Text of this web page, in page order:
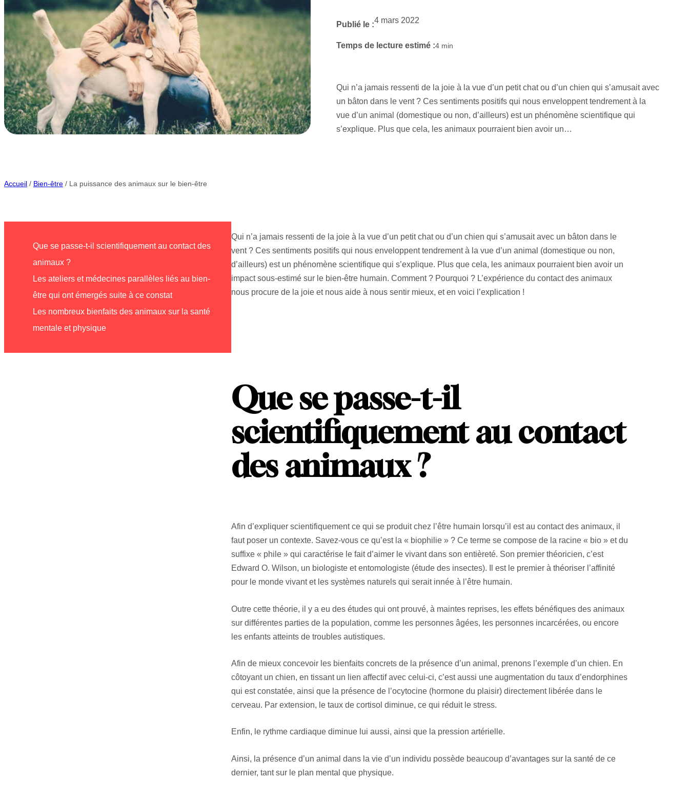
Publié le :4 mars 2022
Temps de lecture estimé :4 min
Qui n’a jamais ressenti de la joie à la vue d’un petit chat ou d’un chien qui s’amusait avec
un bâton dans le vent ? Ces sentiments positifs qui nous enveloppent tendrement à la
vue d’un animal (domestique ou non, d’ailleurs) est un phénomène scientifique qui
s’explique. Plus que cela, les animaux pourraient bien avoir un…
Accueil / Bien-être / La puissance des animaux sur le bien-être
Que se passe-t-il scientifiquement au contact des
animaux ?
Les ateliers et médecines parallèles liés au bien-
être qui ont émergés suite à ce constat
Les nombreux bienfaits des animaux sur la santé
mentale et physique
Qui n’a jamais ressenti de la joie à la vue d’un petit chat ou d’un chien qui s’amusait avec un bâton dans le
vent ? Ces sentiments positifs qui nous enveloppent tendrement à la vue d’un animal (domestique ou non,
d’ailleurs) est un phénomène scientifique qui s’explique. Plus que cela, les animaux pourraient bien avoir un
impact sous-estimé sur le bien-être humain. Comment ? Pourquoi ? L’expérience du contact des animaux
nous procure de la joie et nous aide à nous sentir mieux, et en voici l’explication !
Que se passe-t-il
scientifiquement au contact
des animaux ?
Afin d’expliquer scientifiquement ce qui se produit chez l’être humain lorsqu’il est au contact des animaux, il
faut poser un contexte. Savez-vous ce qu’est la « biophilie » ? Ce terme se compose de la racine « bio » et du
suffixe « phile » qui caractérise le fait d’aimer le vivant dans son entièreté. Son premier théoricien, c’est
Edward O. Wilson, un biologiste et entomologiste (étude des insectes). Il est le premier à théoriser l’affinité
pour le monde vivant et les systèmes naturels qui serait innée à l’être humain.
Outre cette théorie, il y a eu des études qui ont prouvé, à maintes reprises, les effets bénéfiques des animaux
sur différentes parties de la population, comme les personnes âgées, les personnes incarcérées, ou encore
les enfants atteints de troubles autistiques.
Afin de mieux concevoir les bienfaits concrets de la présence d’un animal, prenons l’exemple d’un chien. En
côtoyant un chien, en tissant un lien affectif avec celui-ci, c’est aussi une augmentation du taux d’endorphines
qui est constatée, ainsi que la présence de l’ocytocine (hormone du plaisir) directement libérée dans le
cerveau. Par extension, le taux de cortisol diminue, ce qui réduit le stress.
Enfin, le rythme cardiaque diminue lui aussi, ainsi que la pression artérielle.
Ainsi, la présence d’un animal dans la vie d’un individu possède beaucoup d’avantages sur la santé de ce
dernier, tant sur le plan mental que physique.